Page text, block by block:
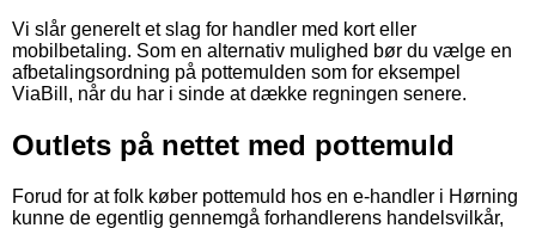
Vi slår generelt et slag for handler med kort eller
mobilbetaling. Som en alternativ mulighed bør du vælge en
afbetalingsordning på pottemulden som for eksempel
ViaBill, når du har i sinde at dække regningen senere.
Outlets på nettet med pottemuld
Forud for at folk køber pottemuld hos en e-handler i Hørning
kunne de egentlig gennemgå forhandlerens handelsvilkår,